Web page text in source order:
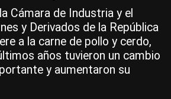
Cámara de Industria y el
y Derivados de la República
a la carne de pollo y cerdo,
años tuvieron un cambio
y aumentaron su